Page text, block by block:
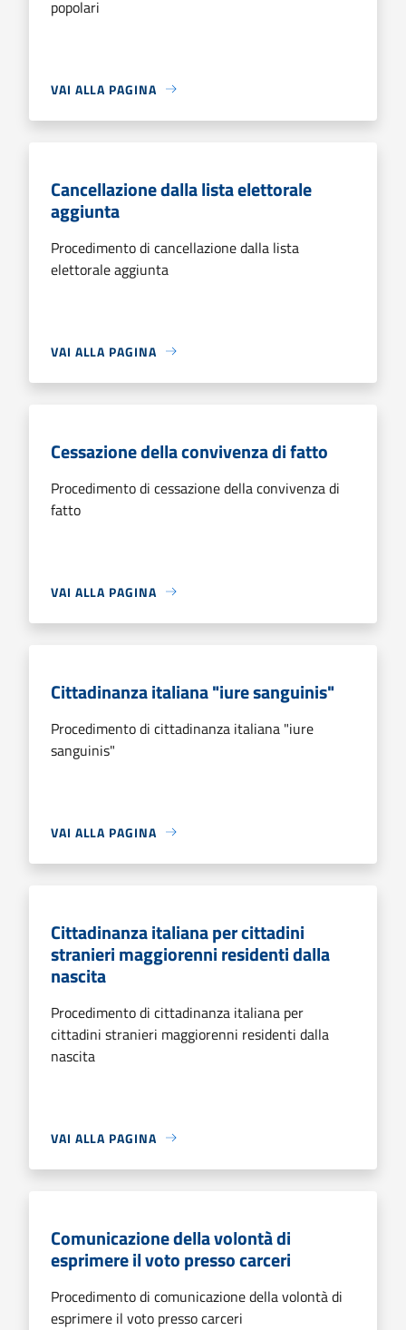
popolari
VAI ALLA PAGINA
Cancellazione dalla lista elettorale
aggiunta
Procedimento di cancellazione dalla lista
elettorale aggiunta
VAI ALLA PAGINA
Cessazione della convivenza di fatto
Procedimento di cessazione della convivenza di
fatto
VAI ALLA PAGINA
Cittadinanza italiana "iure sanguinis"
Procedimento di cittadinanza italiana "iure
sanguinis"
VAI ALLA PAGINA
Cittadinanza italiana per cittadini
stranieri maggiorenni residenti dalla
nascita
Procedimento di cittadinanza italiana per
cittadini stranieri maggiorenni residenti dalla
nascita
VAI ALLA PAGINA
Comunicazione della volontà di
esprimere il voto presso carceri
Procedimento di comunicazione della volontà di
esprimere il voto presso carceri